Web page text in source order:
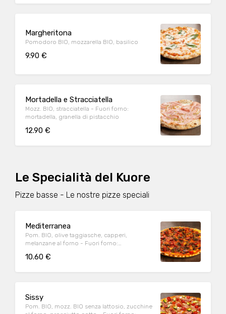
Margheritona
Pomodoro BIO, mozzarella BIO, basilico
9.90 €
Mortadella e Stracciatella
Mozz. BIO, stracciatella - Fuori forno:
mortadella, granella di pistacchio
12.90 €
Le Specialità del Kuore
Pizze basse - Le nostre pizze speciali
Mediterranea
Pom. BIO, olive taggiasche, capperi,
melanzane al forno - Fuori forno:
10.60 €
Sissy
Pom. BIO, mozz. BIO senza lattosio, zucchine